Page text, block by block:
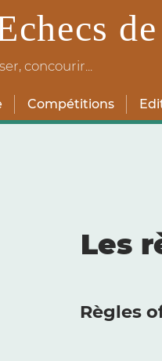
concourir...
Compétitions
Les
Règles